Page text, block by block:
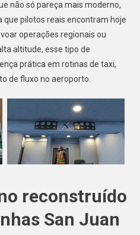
não só pareça mais moderno,
pilotos reais encontram hoje
operações regionais ou
altitude, esse tipo de
prática em rotinas de taxi,
de fluxo no aeroporto.
reconstruído
San Juan